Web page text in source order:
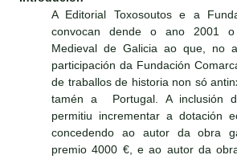
A Editorial Toxosoutos e a
convocan dende o ano 2001
Medieval de Galicia ao que, no
participación da Fundación
de traballos de historia non só
tamén a Portugal. A inclusión
permitiu incrementar a dotación
concedendo ao autor da obra
premio 4000 €, e ao autor da